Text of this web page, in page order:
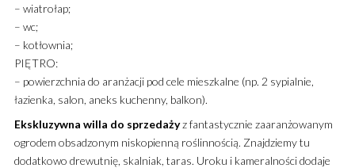
– wiatrołap;
– wc;
– kotłownia;
PIĘTRO:
– powierzchnia do aranżacji pod cele mieszkalne (np. 2 sypialnie,
łazienka, salon, aneks kuchenny, balkon).
Ekskluzywna willa do sprzedażyz fantastycznie zaaranżowanym
ogrodem obsadzonym niskopienną roślinnością. Znajdziemy tu
dodatkowo drewutnię, skalniak, taras. Uroku i kameralności dodaje